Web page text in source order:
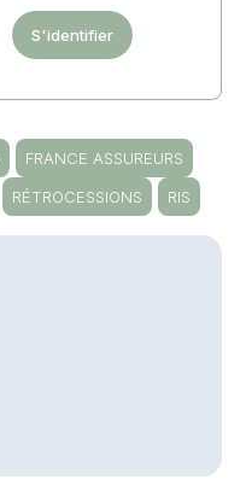
S'identifier
FRANCE ASSUREURS
RÉTROCESSIONS RIS